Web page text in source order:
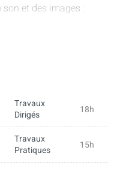
et des images :
écart-type, intervalle
représentations,
Travaux
Dirigés
18h
Travaux
Pratiques
15h